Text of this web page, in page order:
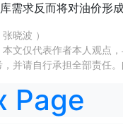
需求反而将对油价形成
晓波 ）
本文仅代表作者本人观点
，并请自行承担全部责任
Page